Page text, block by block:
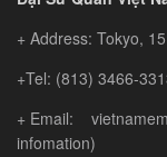
+ Address: Tokyo,
+Tel: (813) 3466-
+ Email:
infomation)